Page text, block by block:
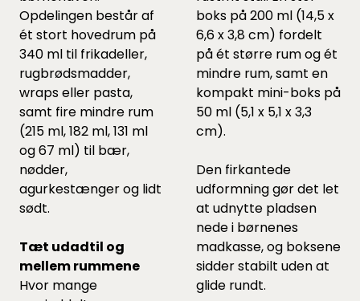
Opdelingen består af
ét stort hovedrum på
340 ml til frikadeller,
rugbrødsmadder,
wraps eller pasta,
samt fire mindre rum
(215 ml, 182 ml, 131 ml
og 67 ml) til bær,
nødder,
agurkestænger og lidt
sødt.
Tæt udadtil og
mellem rummene
Hvor mange
boks på 200 ml (14,5 x
6,6 x 3,8 cm) fordelt
på ét større rum og ét
mindre rum, samt en
kompakt mini-boks på
50 ml (5,1 x 5,1 x 3,3
cm).
Den firkantede
udformning gør det let
at udnytte pladsen
nede i børnenes
madkasse, og boksene
sidder stabilt uden at
glide rundt.